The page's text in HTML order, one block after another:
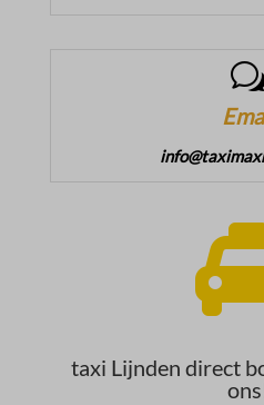
taxi Lijnden direct